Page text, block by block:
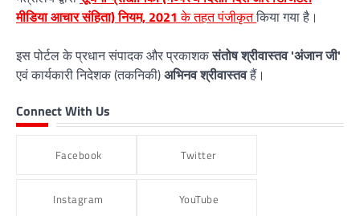
मीडिया आचार संहिता) नियम, 2021 के तहत पंजीकृतकिया गया है।
इस पोर्टल के प्रधान संपादक और प्रकाशकसंतोष श्रीवास्तव 'अंजान जी'
एवं कार्यकारी निदेशक (तकनिकी)अभिनव श्रीवास्तवहैं।
Connect With Us
Facebook Twitter
Instagram YouTube